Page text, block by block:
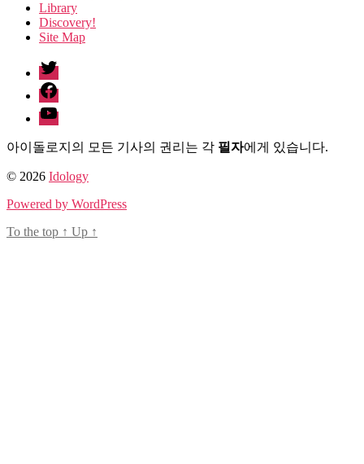
Library
Discovery!
Site Map
twitter
facebook
Youtube
아이돌로지의 모든 기사의 권리는 각 필자에게 있습니다.
© 2026 Idology
Powered by WordPress
To the top ↑ Up ↑